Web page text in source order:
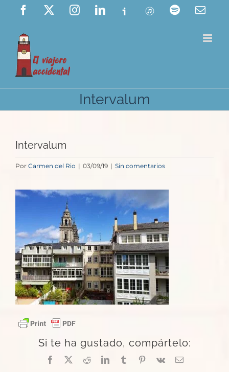
Saltar
contenido
Facebook InstagramLinkedIn
Ivoox ITunes Spotify
Intervalum
Intervalum
Por Carmen del Rio | 03/09/19 | Sin comentarios
Si te ha gustado, compártelo:
Facebook
X RedditLinkedInTumblrPinterest
Vk
Correo